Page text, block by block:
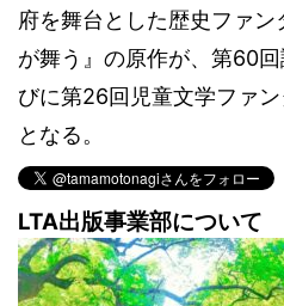
府を舞台とした歴史ファ
が舞う』の原作が、第60
びに第26回児童文学ファ
となる。
LTA出版事業部について